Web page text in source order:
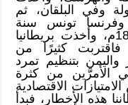
وفي البلقان، ثم
وفرنسا تونس سنة
1881م، وبريطانيا مصر سنة 1882م، وأخذت بريطانيا
كثيرًا من
بتنظيم تمرد
الأمرَّين من كثرة
الاقتصادية
هذه الأخطار، فبدأ